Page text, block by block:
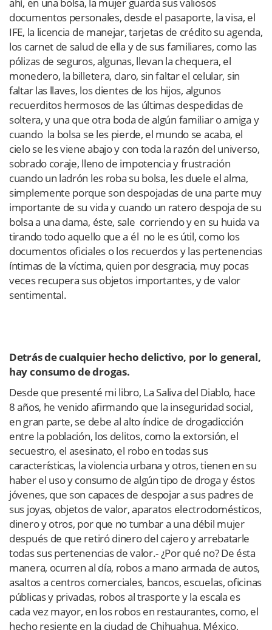
documentos personales, desde el pasaporte, la visa, el
IFE, la licencia de manejar, tarjetas de crédito su agenda,
los carnet de salud de ella y de sus familiares, como las
pólizas de seguros, algunas, llevan la chequera, el
monedero, la billetera, claro, sin faltar el celular, sin
faltar las llaves, los dientes de los hijos, algunos
recuerditos hermosos de las últimas despedidas de
soltera, y una que otra boda de algún familiar o amiga y
cuando la bolsa se les pierde, el mundo se acaba, el
cielo se les viene abajo y con toda la razón del universo,
sobrado coraje, lleno de impotencia y frustración
cuando un ladrón les roba su bolsa, les duele el alma,
simplemente porque son despojadas de una parte muy
importante de su vida y cuando un ratero despoja de su
bolsa a una dama, éste, sale corriendo y en su huida va
tirando todo aquello que a él no le es útil, como los
documentos oficiales o los recuerdos y las pertenencias
íntimas de la víctima, quien por desgracia, muy pocas
veces recupera sus objetos importantes, y de valor
sentimental.
Detrás de cualquier hecho delictivo, por lo general,
hay consumo de drogas.
Desde que presenté mi libro, La Saliva del Diablo, hace
8 años, he venido afirmando que la inseguridad social,
en gran parte, se debe al alto índice de drogadicción
entre la población, los delitos, como la extorsión, el
secuestro, el asesinato, el robo en todas sus
características, la violencia urbana y otros, tienen en su
haber el uso y consumo de algún tipo de droga y éstos
jóvenes, que son capaces de despojar a sus padres de
sus joyas, objetos de valor, aparatos electrodomésticos,
dinero y otros, por que no tumbar a una débil mujer
después de que retiró dinero del cajero y arrebatarle
todas sus pertenencias de valor.- ¿Por qué no? De ésta
manera, ocurren al día, robos a mano armada de autos,
asaltos a centros comerciales, bancos, escuelas, oficinas
públicas y privadas, robos al trasporte y la escala es
cada vez mayor, en los robos en restaurantes, como, el
hecho resiente en la ciudad de Chihuahua, México,